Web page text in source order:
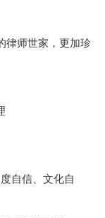
师世家，更加珍
自信、文化自